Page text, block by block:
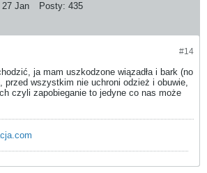
27 Jan Posty: 435
#14
ja mam uszkodzone wiązadła i bark (no
przed wszystkim nie uchroni odzież i obuwie,
czyli zapobieganie to jedyne co nas może